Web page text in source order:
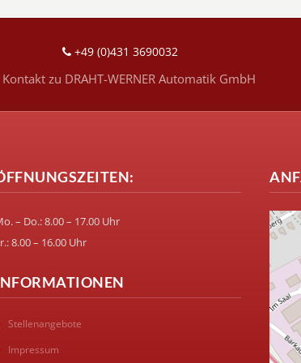
+49 (0)431 3690032
zu DRAHT-WERNER Automatik GmbH
– Do.: 8.00 – 17.00 Uhr
8.00 – 16.00 Uhr
Stellenangebote
Impressum